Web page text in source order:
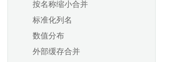
数据期望
配置数据健康检查
在 Pipeline Builder 中进行单
元测试
按名称缩小合并
标准化列名
数值分布
外部缓存合并